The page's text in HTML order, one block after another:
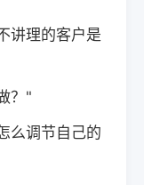
讲理的客户是
？"
么调节自己的